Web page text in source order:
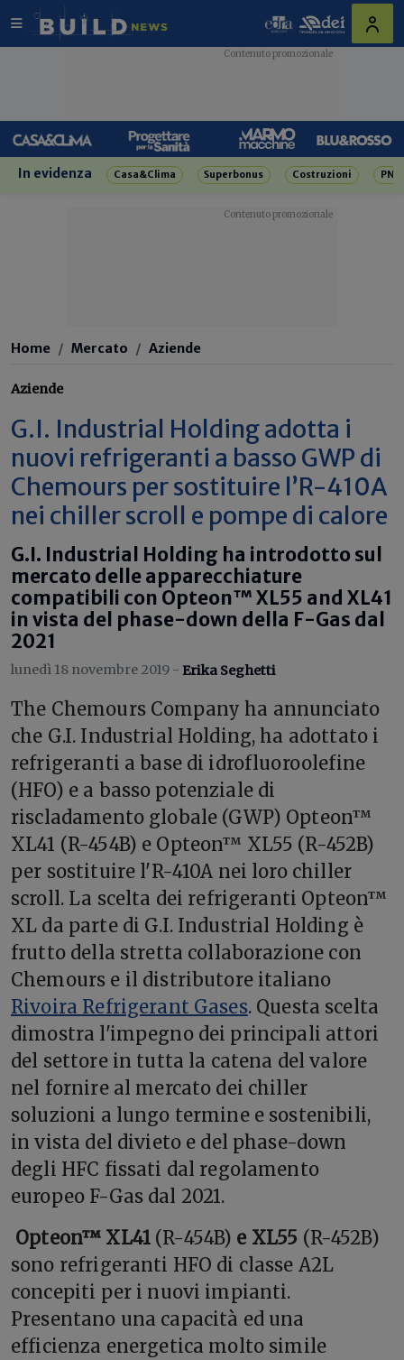
In evidenza Casa&Clima Superbonus Costruzioni
Home Mercato Aziende
Aziende
G.I. Industrial Holding adotta i
nuovi refrigeranti a basso GWP di
Chemours per sostituire l’R-410A
nei chiller scroll e pompe di calore
G.I. Industrial Holding ha introdotto sul
mercato delle apparecchiature
compatibili con Opteon™ XL55 and XL41
in vista del phase-down della F-Gas dal
2021
lunedì 18 novembre 2019 - Erika Seghetti
The Chemours Company ha annunciato
che G.I. Industrial Holding, ha adottato i
refrigeranti a base di idrofluoroolefine
(HFO) e a basso potenziale di
riscladamento globale (GWP) Opteon™
XL41 (R-454B) e Opteon™ XL55 (R-452B)
per sostituire l'R-410A nei loro chiller
scroll. La scelta dei refrigeranti Opteon™
XL da parte di G.I. Industrial Holding è
frutto della stretta collaborazione con
Chemours e il distributore italiano
Rivoira Refrigerant Gases. Questa scelta
dimostra l'impegno dei principali attori
del settore in tutta la catena del valore
nel fornire al mercato dei chiller
soluzioni a lungo termine e sostenibili,
in vista del divieto e del phase-down
degli HFC fissati dal regolamento
europeo F-Gas dal 2021.
Opteon™ XL41(R-454B) e XL55 (R-452B)
sono refrigeranti HFO di classe A2L
concepiti per i nuovi impianti.
Presentano una capacità ed una
efficienza energetica molto simile